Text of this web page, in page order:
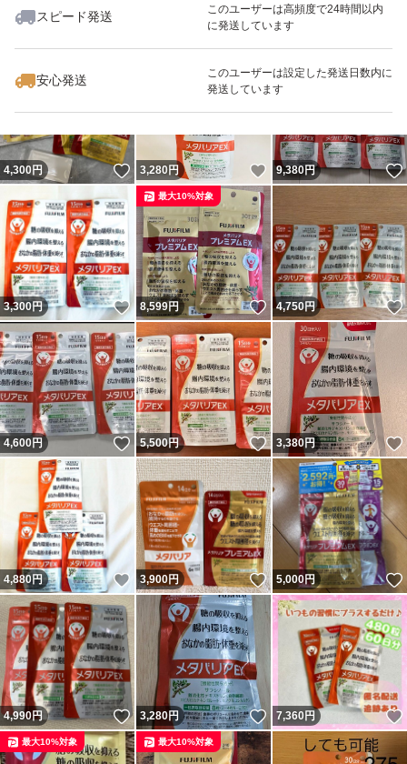
スピード発送
このユーザーは高頻度で24時間以内
に発送しています
安心発送
このユーザーは設定した発送日数内に
発送しています
いいね！
9,450
4,300円 いいね！
3,280円 いいね！
9,380円
3,300円 いいね！
8,599円 いいね！
最大10%対象
4,750円
4,600円 いいね！
5,500円 いいね！
3,380円
4,880円 いいね！
3,900円 いいね！
5,000円
4,990円 いいね！
3,280円 いいね！
7,360円
最大10%対象 最大10%対象